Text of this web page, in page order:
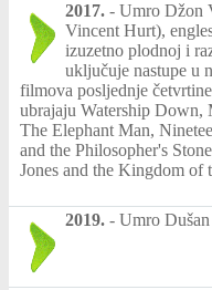
2017. - Umro Džon
Vincent Hurt),
izuzetno plodnoj i
uključuje nastupe u
filmova posljednje
ubrajaju Watership Down,
The Elephant Man,
and the Philosopher's
Jones and the Kingdom
2019. - Umro